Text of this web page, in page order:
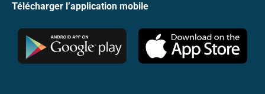
Télécharger l’application mobile